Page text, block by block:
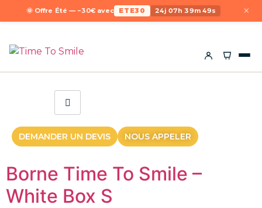
🌞 Offre Été — −30€ avec ETE30 24j 07h 39m 49s ×
DEMANDER UN DEVIS NOUS APPELER
Borne Time To Smile –
White Box S